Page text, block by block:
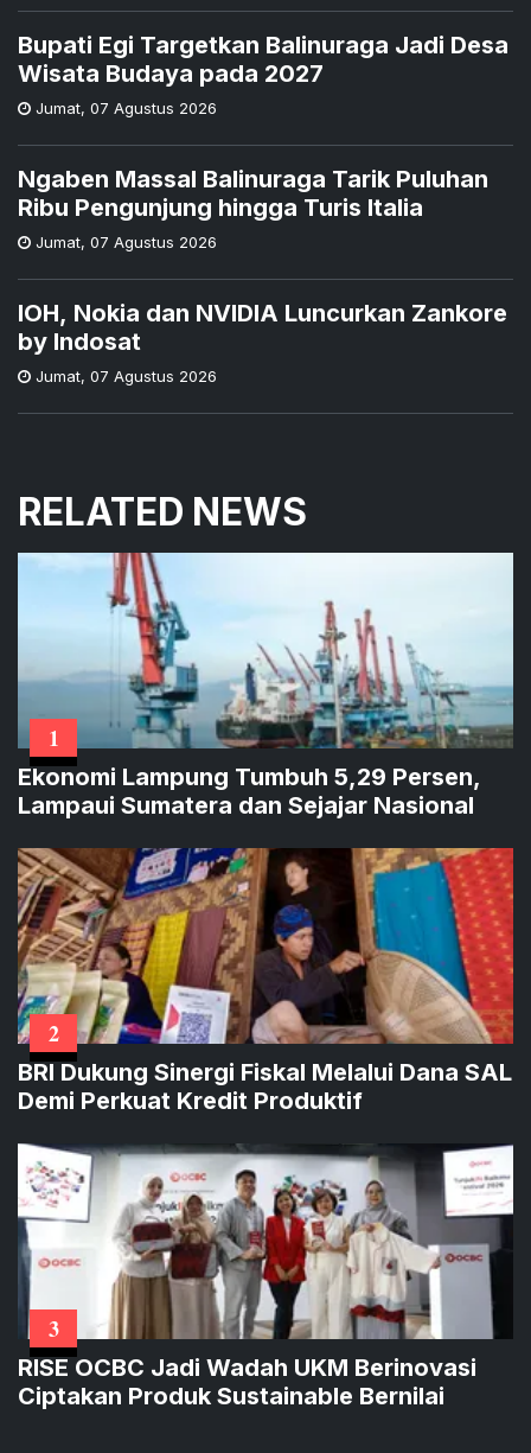
Bupati Egi Targetkan Balinuraga Jadi Desa
Wisata Budaya pada 2027
Jumat, 07 Agustus 2026
Ngaben Massal Balinuraga Tarik Puluhan
Ribu Pengunjung hingga Turis Italia
Jumat, 07 Agustus 2026
IOH, Nokia dan NVIDIA Luncurkan Zankore
by Indosat
Jumat, 07 Agustus 2026
RELATED NEWS
1
Ekonomi Lampung Tumbuh 5,29 Persen,
Lampaui Sumatera dan Sejajar Nasional
2
BRI Dukung Sinergi Fiskal Melalui Dana SAL
Demi Perkuat Kredit Produktif
3
RISE OCBC Jadi Wadah UKM Berinovasi
Ciptakan Produk Sustainable Bernilai